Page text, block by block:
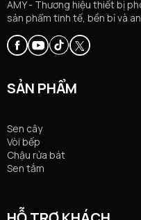
AMY - Thương hiệu thiết bị
sản phẩm tinh tế, bền bỉ và
SẢN PHẨM
Sen cây
Vòi bếp
Chậu rửa bát
Sen tắm